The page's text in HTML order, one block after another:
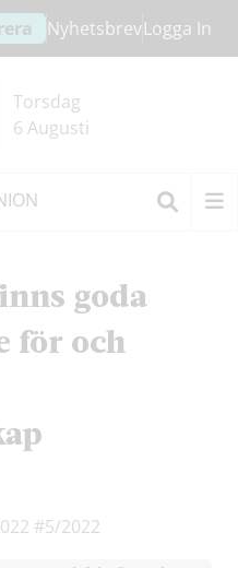
NyhetsbrevLogga In
Torsdag
6 Augusti
goda
för och
#5/2022